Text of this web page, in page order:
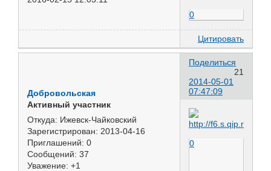
0
Цитировать
Поделиться
21
2014-05-01
07:47:09
Добровольская
Активный участник
Откуда: Ижевск-Чайковский
Зарегистрирован: 2013-04-16
Приглашений: 0
Сообщений: 37
Уважение: +1
0